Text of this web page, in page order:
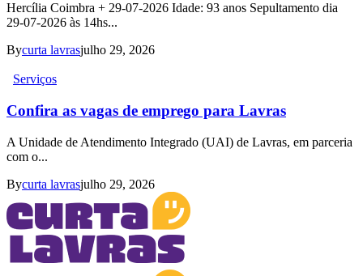
Hercília Coimbra + 29-07-2026 Idade: 93 anos Sepultamento dia
29-07-2026 às 14hs...
Bycurta lavrasjulho 29, 2026
Serviços
Confira as vagas de emprego para Lavras
A Unidade de Atendimento Integrado (UAI) de Lavras, em parceria
com o...
Bycurta lavrasjulho 29, 2026